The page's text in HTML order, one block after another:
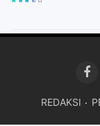
REDAKSI